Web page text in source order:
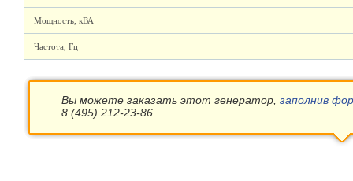
Мощность, кВА
Частота, Гц
Вы можете заказать этот генератор, заполнив
8 (495) 212-23-86